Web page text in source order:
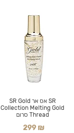
SR אס אר SR Gold
Collection Melting Gold
Thread סרום
299 ₪